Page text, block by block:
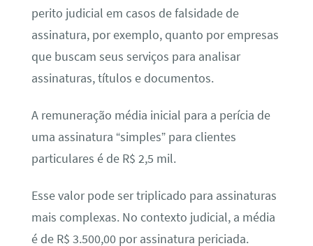
perito judicial em casos de falsidade de
assinatura, por exemplo, quanto por empresas
que buscam seus serviços para analisar
assinaturas, títulos e documentos.
A remuneração média inicial para a perícia de
uma assinatura “simples” para clientes
particulares é de R$ 2,5 mil.
Esse valor pode ser triplicado para assinaturas
mais complexas. No contexto judicial, a média
é de R$ 3.500,00 por assinatura periciada.